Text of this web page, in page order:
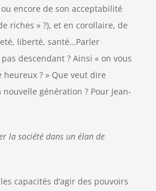
encore de son acceptabilité
riches » ?), et en corollaire, de
liberté, santé…Parler
pas descendant ? Ainsi « on vous
? » Que veut dire
génération ? Pour Jean-
la société dans un élan de
capacités d’agir des pouvoirs